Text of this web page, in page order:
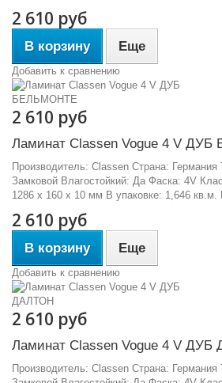
2 610 руб
В корзину Еще
Добавить к сравнению
2 610 руб
Ламинат Classen Vogue 4 V
Производитель: Classen Страна: Германия
Замковой Влагостойкий: Да Фаска: 4V
1286 х 160 х 10 мм В упаковке: 1,646 кв.м.
2 610 руб
В корзину Еще
Добавить к сравнению
2 610 руб
Ламинат Classen Vogue 4 V ДУБ
Производитель: Classen Страна: Германия